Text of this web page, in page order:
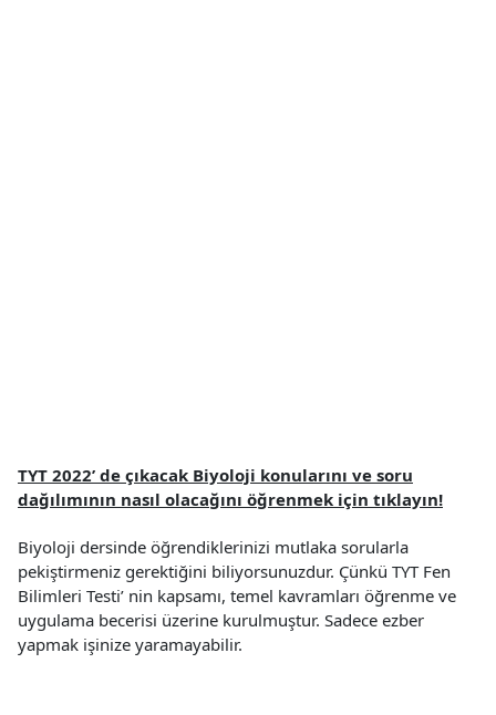
TYT 2022’ de çıkacak Biyoloji konularını ve soru
dağılımının nasıl olacağını öğrenmek için tıklayın!
Biyoloji dersinde öğrendiklerinizi mutlaka sorularla
pekiştirmeniz gerektiğini biliyorsunuzdur. Çünkü TYT Fen
Bilimleri Testi’ nin kapsamı, temel kavramları öğrenme ve
uygulama becerisi üzerine kurulmuştur. Sadece ezber
yapmak işinize yaramayabilir.